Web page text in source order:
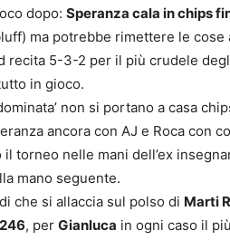
dopo: Speranza cala in chips
ma potrebbe rimettere le
recita 5-3-2 per il più crudele
in gioco.
non si portano a casa
ancora con AJ e Roca con
torneo nelle mani dell’ex
mano seguente.
che si allaccia sul polso di Marti
, per Gianluca in ogni caso il